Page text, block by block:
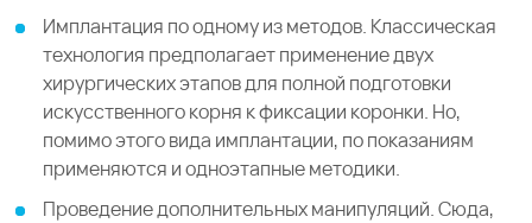
Имплантация по одному из методов. Классическая
технология предполагает применение двух
хирургических этапов для полной подготовки
искусственного корня к фиксации коронки. Но,
помимо этого вида имплантации, по показаниям
применяются и одноэтапные методики.
Проведение дополнительных манипуляций. Сюда,